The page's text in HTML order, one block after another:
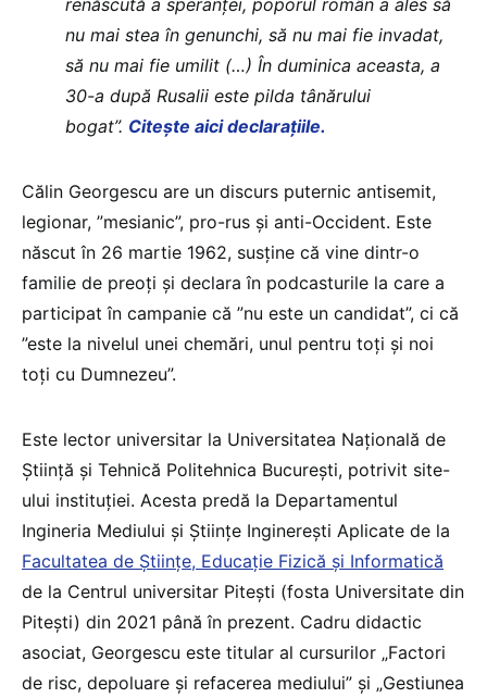
nu mai stea în genunchi, să nu mai fie invadat,
să nu mai fie umilit (…) În duminica aceasta, a
30-a după Rusalii este pilda tânărului
bogat”. Citește aici declarațiile.
Călin Georgescu are un discurs puternic antisemit,
legionar, ”mesianic”, pro-rus și anti-Occident. Este
născut în 26 martie 1962, susține că vine dintr-o
familie de preoți și declara în podcasturile la care a
participat în campanie că ”nu este un candidat”, ci că
”este la nivelul unei chemări, unul pentru toți și noi
toți cu Dumnezeu”.
Este lector universitar la Universitatea Națională de
Știință și Tehnică Politehnica București, potrivit site-
ului instituției. Acesta predă la Departamentul
Ingineria Mediului și Științe Inginerești Aplicate de la
Facultatea de Științe, Educație Fizică şi Informatică
de la Centrul universitar Pitești (fosta Universitate din
Pitești) din 2021 până în prezent. Cadru didactic
asociat, Georgescu este titular al cursurilor „Factori
de risc, depoluare și refacerea mediului” și „Gestiunea